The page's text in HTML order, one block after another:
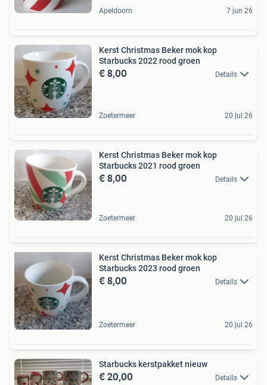
Apeldoorn 7 jun 26
Kerst Christmas Beker mok kop
Starbucks 2022 rood groen
€ 8,00 Details
Zoetermeer 20 jul 26
Kerst Christmas Beker mok kop
Starbucks 2021 rood groen
€ 8,00 Details
Zoetermeer 20 jul 26
Kerst Christmas Beker mok kop
Starbucks 2023 rood groen
€ 8,00 Details
Zoetermeer 20 jul 26
Starbucks kerstpakket nieuw
€ 20,00 Details